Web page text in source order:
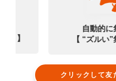
選 】
自動的に
【 “ズルい”
クリックして友